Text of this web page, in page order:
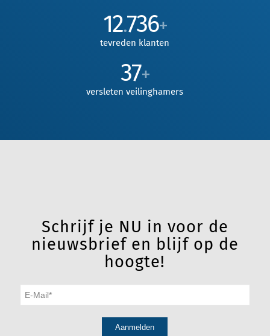
12.736+
tevreden klanten
37+
versleten veilinghamers
Schrijf je NU in voor de
nieuwsbrief en blijf op de
hoogte!